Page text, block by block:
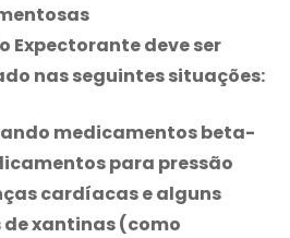
Expectorantedeve ser
nas seguintes situações:
medicamentos beta-
para pressão
cardíacas e alguns
xantinas (como